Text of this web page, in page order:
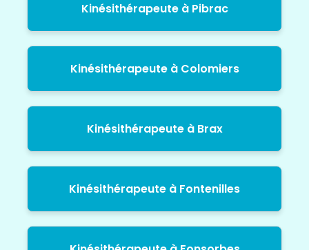
Kinésithérapeute à Pibrac
Kinésithérapeute à Colomiers
Kinésithérapeute à Brax
Kinésithérapeute à Fontenilles